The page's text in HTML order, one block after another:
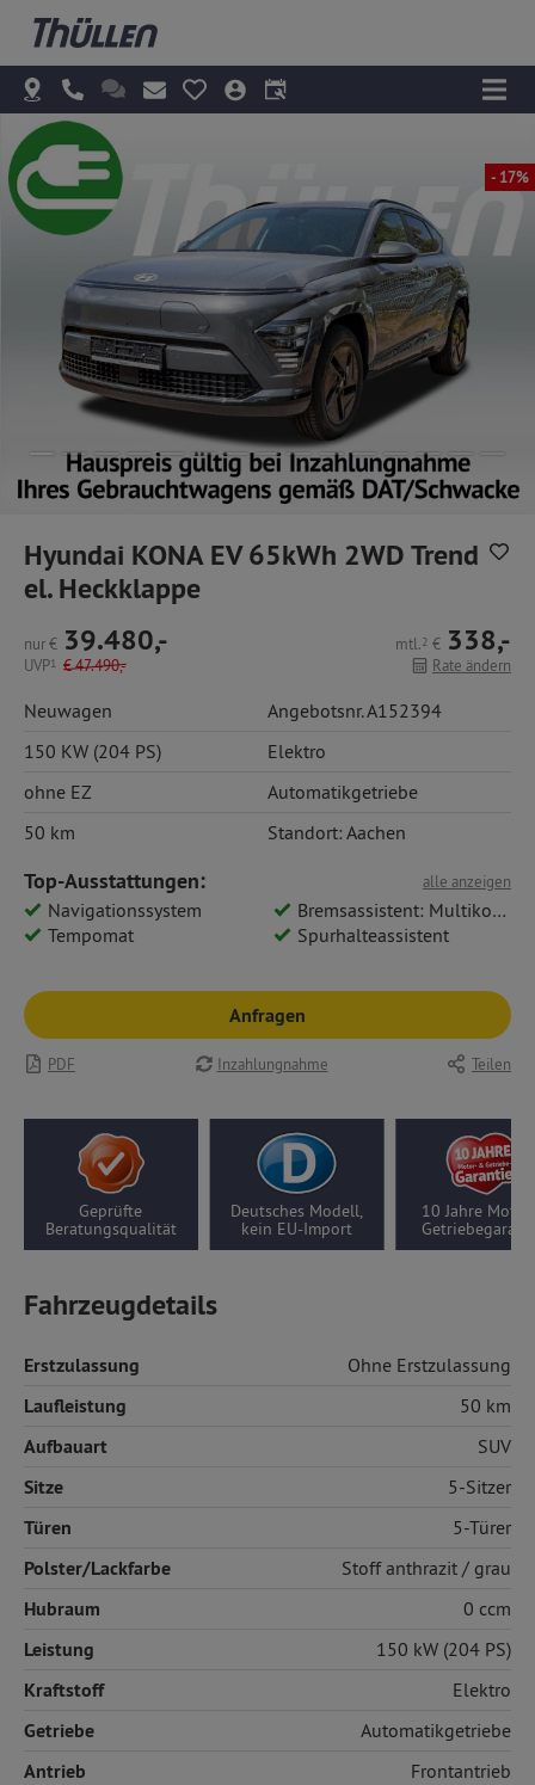
- 17%
Hyundai KONA EV 65kWh 2WD Trend
el. Heckklappe
nur€ 39.480,-
UVP1 €47.490,-
mtl.2 € 338,-
Rate ändern
Neuwagen
Angebotsnr. A152394
150 KW (204 PS)
Elektro
ohne EZ
Automatikgetriebe
50 km
Standort: Aachen
alle anzeigen
Top-Ausstattungen:
Navigationssystem
Bremsassistent: Multikollisionsbremse
Tempomat
Spurhalteassistent
Anfragen
PDF Inzahlungnahme Teilen
Deutsches Modell,
kein EU-Import
10 Jahre Motor-/
Getriebegarantie
Fahrzeugdetails
Erstzulassung Ohne Erstzulassung
Laufleistung 50 km
Aufbauart SUV
Sitze 5-Sitzer
Türen 5-Türer
Polster/Lackfarbe Stoffanthrazit / grau
Hubraum 0 ccm
Leistung 150 kW (204 PS)
Kraftstoff Elektro
Getriebe Automatikgetriebe
Antrieb Frontantrieb